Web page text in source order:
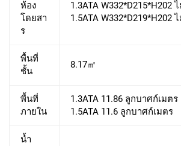
ห้อง
โดยสา
ร
1.3ATA W332*D215*H202
1.5ATA W332*D219*H202
พื้นที่
ชั้น
8.17㎡
พื้นที่
ภายใน
1.3ATA 11.86 ลูกบาศก์เมตร
1.5ATA 11.6 ลูกบาศก์เมตร
น้ำ